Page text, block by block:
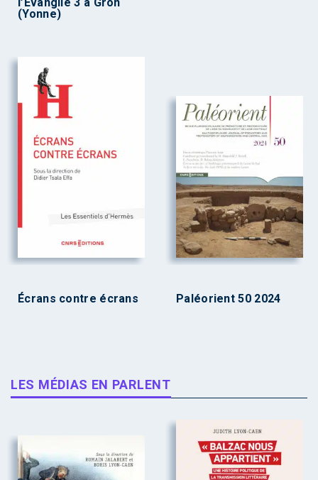
l’Évangile 3 à Gron
(Yonne)
Écrans contre écrans Paléorient 50 2024
LES MÉDIAS EN PARLENT